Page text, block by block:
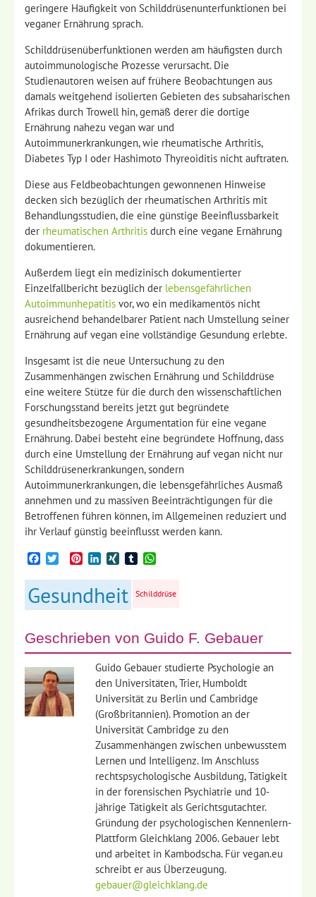
geringere Häufigkeit von Schilddrüsenunterfunktionen bei
veganer Ernährung sprach.
Schilddrüsenüberfunktionen werden am häufigsten durch
autoimmunologische Prozesse verursacht. Die
Studienautoren weisen auf frühere Beobachtungen aus
damals weitgehend isolierten Gebieten des subsaharischen
Afrikas durch Trowell hin, gemäß derer die dortige
Ernährung nahezu vegan war und
Autoimmunerkrankungen, wie rheumatische Arthritis,
Diabetes Typ I oder Hashimoto Thyreoiditis nicht auftraten.
Diese aus Feldbeobachtungen gewonnenen Hinweise
decken sich bezüglich der rheumatischen Arthritis mit
Behandlungsstudien, die eine günstige Beeinflussbarkeit
der rheumatischen Arthritis durch eine vegane Ernährung
dokumentieren.
Außerdem liegt ein medizinisch dokumentierter
Einzelfallbericht bezüglich der lebensgefährlichen
Autoimmunhepatitis vor, wo ein medikamentös nicht
ausreichend behandelbarer Patient nach Umstellung seiner
Ernährung auf vegan eine vollständige Gesundung erlebte.
Insgesamt ist die neue Untersuchung zu den
Zusammenhängen zwischen Ernährung und Schilddrüse
eine weitere Stütze für die durch den wissenschaftlichen
Forschungsstand bereits jetzt gut begründete
gesundheitsbezogene Argumentation für eine vegane
Ernährung. Dabei besteht eine begründete Hoffnung, dass
durch eine Umstellung der Ernährung auf vegan nicht nur
Schilddrüsenerkrankungen, sondern
Autoimmunerkrankungen, die lebensgefährliches Ausmaß
annehmen und zu massiven Beeinträchtigungen für die
Betroffenen führen können, im Allgemeinen reduziert und
ihr Verlauf günstig beeinflusst werden kann.
Facebook
TwitterPinterestLinkedIn
XINGTumblr
Gesundheit Schilddrüse
Geschrieben von Guido F. Gebauer
Guido Gebauer studierte Psychologie an
den Universitäten, Trier, Humboldt
Universität zu Berlin und Cambridge
(Großbritannien). Promotion an der
Universität Cambridge zu den
Zusammenhängen zwischen unbewusstem
Lernen und Intelligenz. Im Anschluss
rechtspsychologische Ausbildung, Tätigkeit
in der forensischen Psychiatrie und 10-
jährige Tätigkeit als Gerichtsgutachter.
Gründung der psychologischen Kennenlern-
Plattform Gleichklang 2006. Gebauer lebt
und arbeitet in Kambodscha. Für vegan.eu
schreibt er aus Überzeugung.
gebauer@gleichklang.de